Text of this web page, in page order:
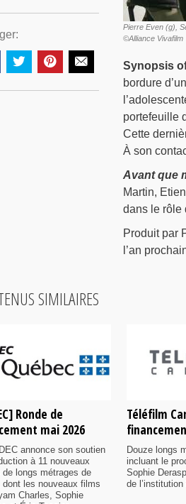
Pierre Even (g),
©Alliance Vivafilm
Synopsis
bordure
portefeuille
Cette
À son
Avant que
Martin,
dans le rôle
Produit par
l’an
SIMILAIRES
Ronde de
mai 2026
annonce son soutien
à 11 nouveaux
de longs métrages de
les nouveaux films
Charles, Sophie
Téléfilm
Douze longs
incluant le
Sophie
de l’institution